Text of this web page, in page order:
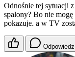
Odnośnie tej sytuacji
spalony? Bo nie
pokazuje. a w TV
Odpowiedz